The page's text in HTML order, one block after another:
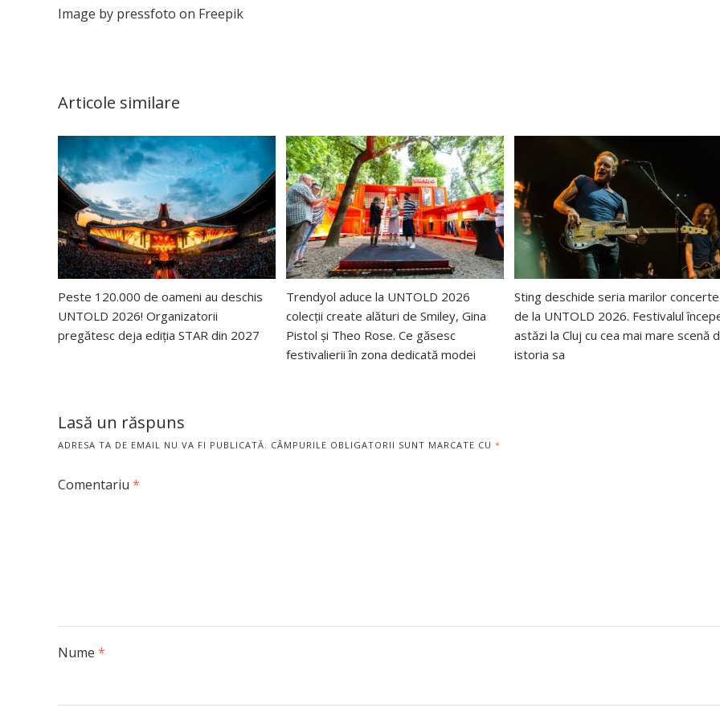
Image by pressfoto on Freepik
Articole similare
Peste 120.000 de oameni au deschis
UNTOLD 2026! Organizatorii
pregătesc deja ediția STAR din 2027
Trendyol aduce la UNTOLD 2026
colecții create alături de Smiley, Gina
Pistol și Theo Rose. Ce găsesc
festivalierii în zona dedicată modei
Sting deschide seria marilor concerte
de la UNTOLD 2026. Festivalul
astăzi la Cluj cu cea mai mare scenă
istoria sa
Lasă un răspuns
ADRESA TA DE EMAIL NU VA FI PUBLICATĂ. CÂMPURILE OBLIGATORII SUNT MARCATE CU *
Comentariu *
Nume *